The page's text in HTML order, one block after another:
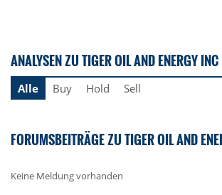
ANALYSEN ZU TIGER OIL AND ENERGY INC
Alle Buy Hold Sell
FORUMSBEITRÄGE ZU TIGER OIL AND
Keine Meldung vorhanden